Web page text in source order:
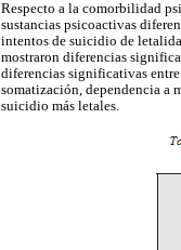
Respecto a la comorbilidad
sustancias psicoactivas
intentos de suicidio de
mostraron diferencias
diferencias significativas
somatización, dependencia a
suicidio más letales.